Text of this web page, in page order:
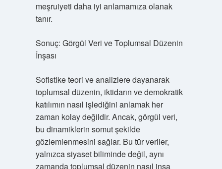
meşruiyeti daha iyi anlamamıza olanak
tanır.
Sonuç: Görgül Veri ve Toplumsal Düzenin
İnşası
Sofistike teori ve analizlere dayanarak
toplumsal düzenin, iktidarın ve demokratik
katılımın nasıl işlediğini anlamak her
zaman kolay değildir. Ancak, görgül veri,
bu dinamiklerin somut şekilde
gözlemlenmesini sağlar. Bu tür veriler,
yalnızca siyaset biliminde değil, aynı
zamanda toplumsal düzenin nasıl inşa